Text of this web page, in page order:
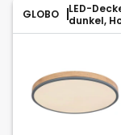
GLOBO
LED-
dunkel,